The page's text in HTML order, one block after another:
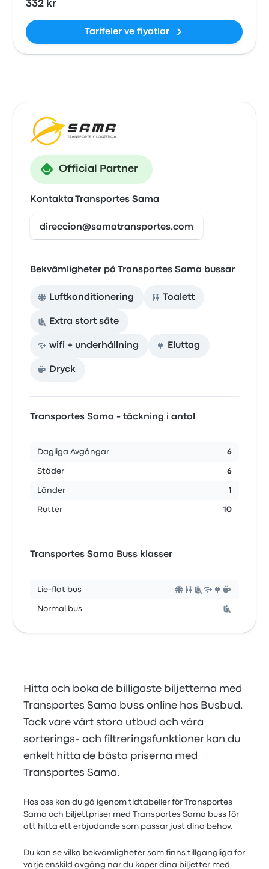
332 kr
Tarifeler ve fiyatlar
Official Partner
Kontakta Transportes Sama
direccion@samatransportes.com
Bekvämligheter på Transportes Sama bussar
Luftkonditionering Toalett
Extra stort säte
wifi + underhållning Eluttag
Dryck
Transportes Sama - täckning i antal
Dagliga Avgångar 6
Städer 6
Länder 1
Rutter 10
Transportes Sama Buss klasser
Lie-flat bus
Normal bus
Hitta och boka de billigaste biljetterna med
Transportes Sama buss online hos Busbud.
Tack vare vårt stora utbud och våra
sorterings- och filtreringsfunktioner kan du
enkelt hitta de bästa priserna med
Transportes Sama.
Hos oss kan du gå igenom tidtabeller för Transportes
Sama och biljettpriser med Transportes Sama buss för
att hitta ett erbjudande som passar just dina behov.
Du kan se vilka bekvämligheter som finns tillgängliga för
varje enskild avgång när du köper dina biljetter med